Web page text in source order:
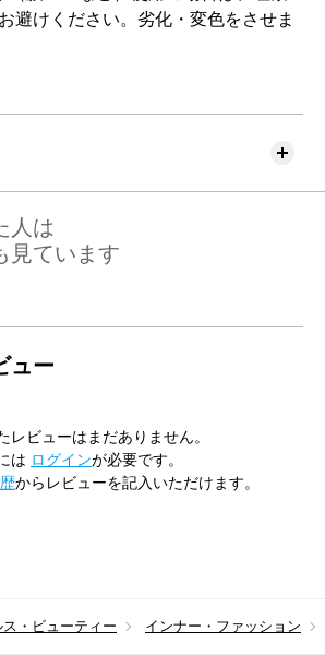
避けください。劣化・変色をさせま
人は
見ています
ュー
レビューはまだありません。
は ログインが必要です。
からレビューを記入いただけます。
ス・ビューティー インナー・ファッション